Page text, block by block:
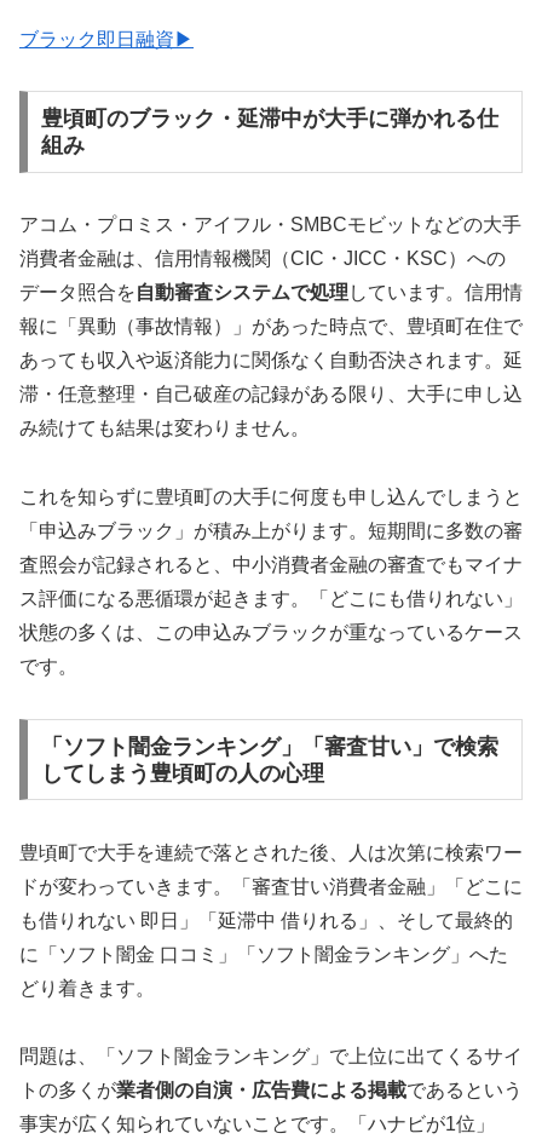
ブラック即日融資▶
豊頃町のブラック・延滞中が大手に弾かれる仕
組み
アコム・プロミス・アイフル・SMBCモビットなどの大手
消費者金融は、信用情報機関（CIC・JICC・KSC）への
データ照合を自動審査システムで処理 しています。信用情
報に「異動（事故情報）」があった時点で、豊頃町在住で
あっても収入や返済能力に関係なく自動否決されます。延
滞・任意整理・自己破産の記録がある限り、大手に申し込
み続けても結果は変わりません。
これを知らずに豊頃町の大手に何度も申し込んでしまうと
「申込みブラック」が積み上がります。短期間に多数の審
査照会が記録されると、中小消費者金融の審査でもマイナ
ス評価になる悪循環が起きます。「どこにも借りれない」
状態の多くは、この申込みブラックが重なっているケース
です。
「ソフト闇金ランキング」「審査甘い」で検索
してしまう豊頃町の人の心理
豊頃町で大手を連続で落とされた後、人は次第に検索ワー
ドが変わっていきます。「審査甘い消費者金融」「どこに
も借りれない 即日」「延滞中 借りれる」、そして最終的
に「ソフト闇金 口コミ」「ソフト闇金ランキング」へた
どり着きます。
問題は、「ソフト闇金ランキング」で上位に出てくるサイ
トの多くが業者側の自演・広告費による掲載であるという
事実が広く知られていないことです。「ハナビが1位」